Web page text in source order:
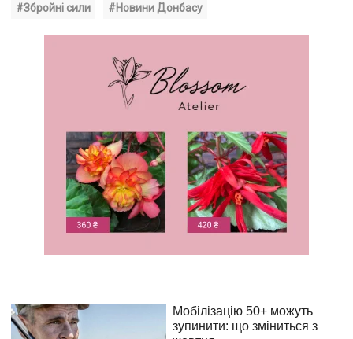
#Збройні сили #Новини Донбасу